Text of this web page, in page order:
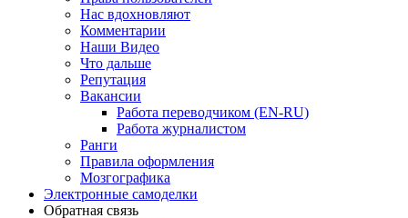
Нас вдохновляют
Комментарии
Наши Видео
Что дальше
Репутация
Вакансии
Работа переводчиком (EN-RU)
Работа журналистом
Ранги
Правила оформления
Мозгографика
Электронные самоделки
Обратная связь